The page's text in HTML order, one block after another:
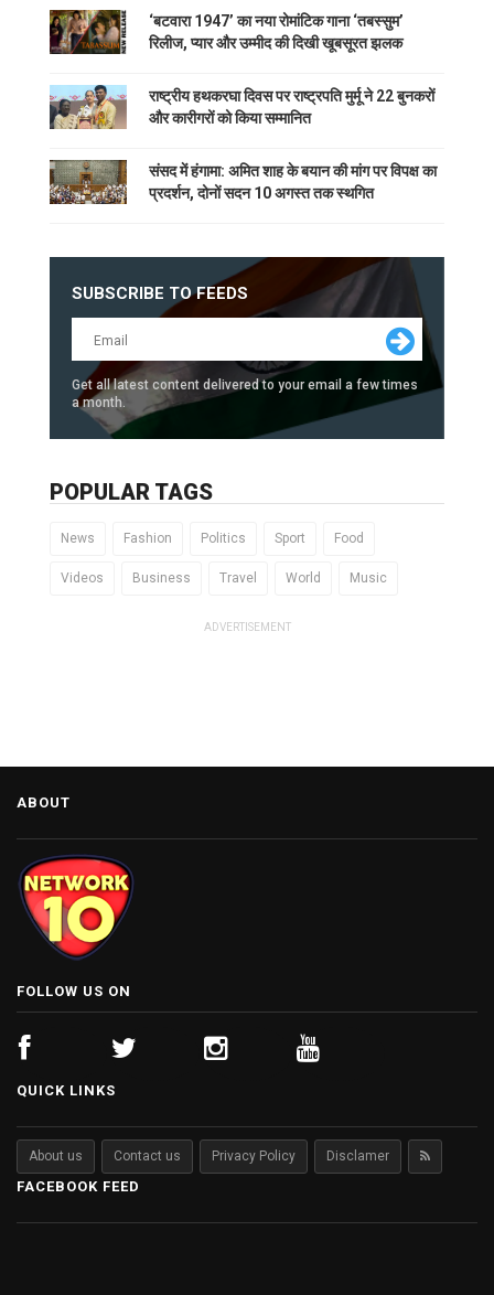
‘बटवारा 1947’ का नया रोमांटिक गाना ‘तबस्सुम’
रिलीज, प्यार और उम्मीद की दिखी खूबसूरत झलक
राष्ट्रीय हथकरघा दिवस पर राष्ट्रपति मुर्मू ने 22 बुनकरों
और कारीगरों को किया सम्मानित
संसद में हंगामा: अमित शाह के बयान की मांग पर विपक्ष का
प्रदर्शन, दोनों सदन 10 अगस्त तक स्थगित
SUBSCRIBE TO FEEDS
Get all latest content delivered to your email a few times
a month.
POPULAR TAGS
News Fashion Politics Sport Food
Videos Business Travel World Music
ADVERTISEMENT
ABOUT
FOLLOW US ON
QUICK LINKS
About us Contact us Privacy Policy Disclamer
FACEBOOK FEED